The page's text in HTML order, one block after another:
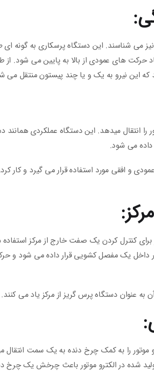
می شناسند. این دستگاه پرسکاری به
های عمودی از بالا به پایین می شود.
که این نیرو به یک و یا چند پیستون منتقل می
را انتقال میدهد. این دستگاه عملکردی
داده می شود.
و افقی مورد استفاده قرار می گیرد و کار
برای کنترل کردن یک صفت خارج از مرکز
داخل یک مفصل کشویی قرار داده می شود و
به عنوان دستگاه پرس گریز از مرکز یاد می کنند.
موتور را به کمک چرخ دنده به یک سمت انتقال
شده در الکترو موتور باعث چرخش یک چرخ